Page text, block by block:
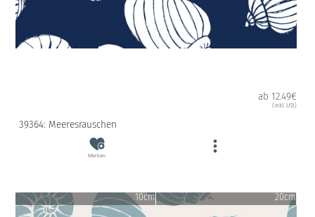
ab 12.49€
(inkl. USt)
39364: Meeresrauschen
Merken
10cm 20cm